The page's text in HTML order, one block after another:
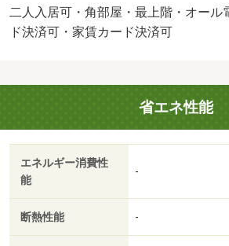
す。・バイク置場：なし・駐輪場：
円/ﾊｳｽｸﾘｰﾆﾝｸﾞ 82500円
二人入居可・角部屋・最上階・オール
ド決済可・家賃カード決済可
省エネ性能
エネルギー消費性
能
-
断熱性能 -